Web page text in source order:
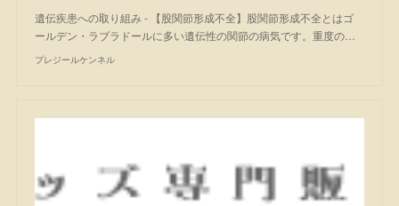
遺伝疾患への取り組み - 【股関節形成不全】股関節形成不全とはゴ
ールデン・ラブラドールに多い遺伝性の関節の病気です。重度の…
プレジールケンネル